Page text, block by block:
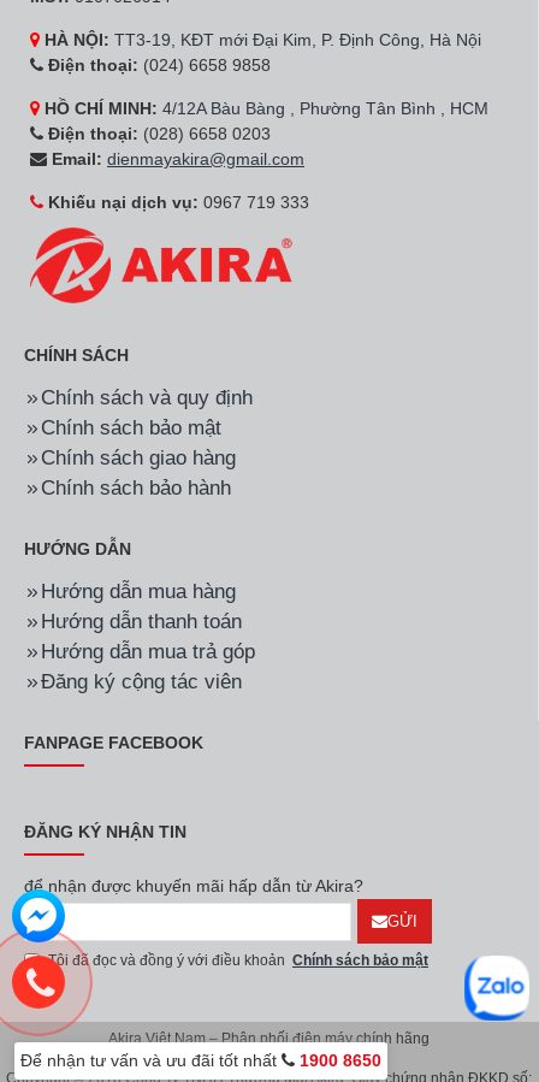
HÀ NỘI: TT3-19, KĐT mới Đại Kim, P. Định Công, Hà Nội
Điện thoại: (024) 6658 9858
HỒ CHÍ MINH: 4/12A Bàu Bàng , Phường Tân Bình , HCM
Điện thoại: (028) 6658 0203
Email: dienmayakira@gmail.com
Khiếu nại dịch vụ: 0967 719 333
CHÍNH SÁCH
Chính sách và quy định
Chính sách bảo mật
Chính sách giao hàng
Chính sách bảo hành
HƯỚNG DẪN
Hướng dẫn mua hàng
Hướng dẫn thanh toán
Hướng dẫn mua trả góp
Đăng ký cộng tác viên
FANPAGE FACEBOOK
ĐĂNG KÝ NHẬN TIN
để nhận được khuyến mãi hấp dẫn từ Akira?
GỬI
Tôi đã đọc và đồng ý với điều khoản Chính sách bảo mật
Akira Việt Nam – Phân phối điện máy chính hãng
Copyright © 2018 Công Ty TNHH Thương Mại Akira. Giấy chứng nhận ĐKKD số:
Để nhận tư vấn và ưu đãi tốt nhất 1900 8650